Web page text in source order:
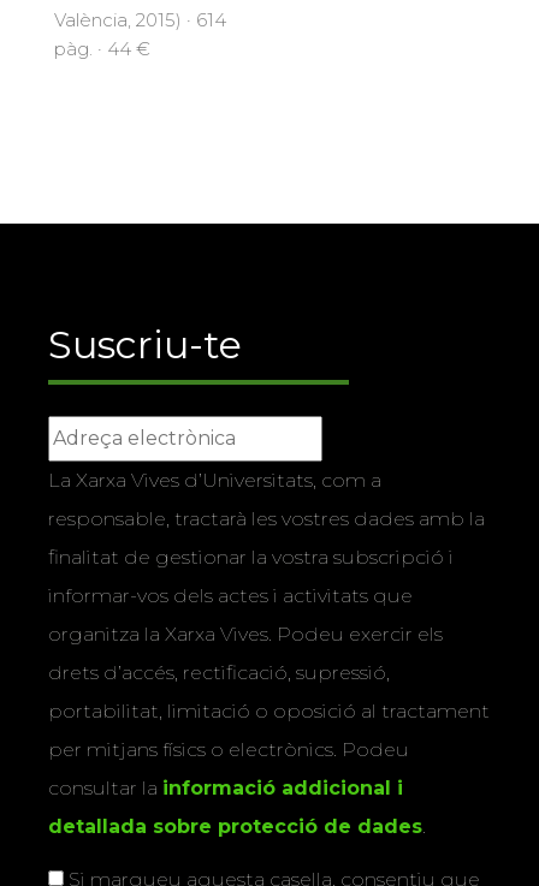
València, 2015) · 614
pàg. · 44 €
Suscriu-te
La Xarxa Vives d’Universitats, com a
responsable, tractarà les vostres dades amb la
finalitat de gestionar la vostra subscripció i
informar-vos dels actes i activitats que
organitza la Xarxa Vives. Podeu exercir els
drets d’accés, rectificació, supressió,
portabilitat, limitació o oposició al tractament
per mitjans físics o electrònics. Podeu
consultar la informació addicional i
detallada sobre protecció de dades
Si marqueu aquesta casella, consentiu que